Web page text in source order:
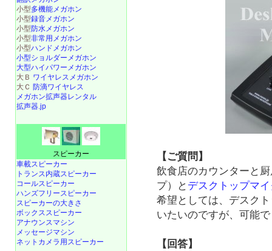
【ご質問】
飲食店のカウンターと
プ）と デスクトップマ
希望としては、デスク
いたいのですが、可能
【回答】
小型多機能メガホン
小型録音メガホン
小型防水メガホン
小型非常用メガホン
小型ハンドメガホン
小型ショルダーメガホン
大型ハイパワーメガホン
大Ｂ ワイヤレスメガホン
大Ｃ 防滴ワイヤレス
メガホン拡声器レンタル
拡声器.jp
スピーカー
車載スピーカー
トランス内蔵スピーカー
コールスピーカー
ハンズフリースピーカー
スピーカーの大きさ
ボックススピーカー
アナウンスマシン
メッセージマシン
ネットカメラ用スピーカー